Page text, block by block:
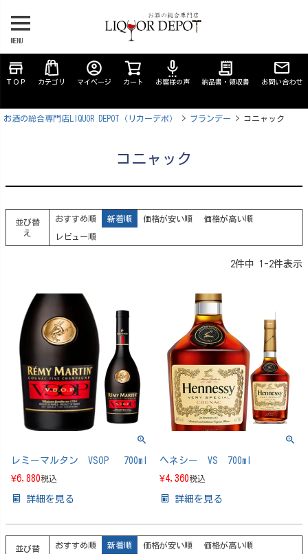
MENU
store
ＴＯＰ カテゴリ
account_circle
マイページ カート
settings_voice
お客様の声
receipt_long
納品書・領収書 お問い合わせ
お酒の総合専門店LIQUOR DEPOT（リカーデポ） ブランデー コニャック
コニャック
並び替
え
おすすめ順 新着順 価格が安い順 価格が高い順
レビュー順
2件中 1 -2件表示
レミーマルタン VSOP 700ml
¥6,880税込
詳細を見る
ヘネシー VS 700ml
¥4,360税込
詳細を見る
並び替
おすすめ順 新着順 価格が安い順 価格が高い順